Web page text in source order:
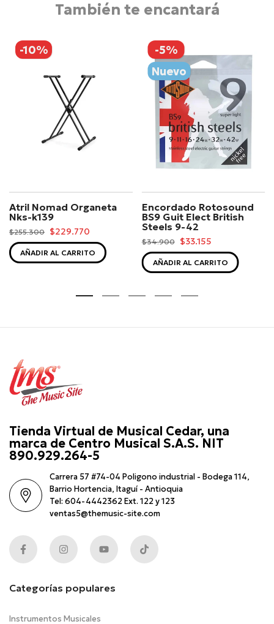
También te encantará
-10%
Atril Nomad Organeta
Nks-k139
$255.300 $229.770
AÑADIR AL CARRITO
-5%
Nuevo
Encordado Rotosound
BS9 Guit Elect British
Steels 9-42
$34.900 $33.155
AÑADIR AL CARRITO
Tienda Virtual de Musical Cedar, una
marca de Centro Musical S.A.S. NIT
890.929.264-5
Carrera 57 #74-04 Poligono industrial - Bodega 114,
Barrio Hortencia, Itaguí - Antioquia
Tel: 604-4442362 Ext. 122 y 123
ventas5@themusic-site.com
Categorías populares
Instrumentos Musicales